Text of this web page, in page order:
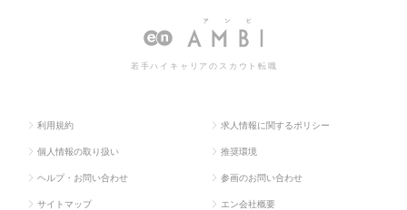
供の求人情報
若手ハイキャリアのスカウト転職
利用規約 求人情報に関するポリシー
個人情報の取り扱い 推奨環境
ヘルプ・お問い合わせ 参画のお問い合わせ
サイトマップ エン会社概要